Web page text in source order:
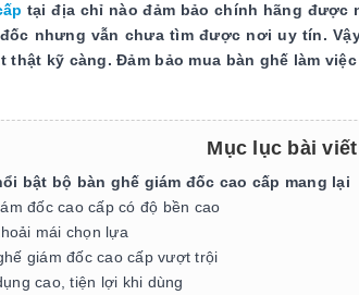
tại địa chỉ nào đảm bảo chính hãng được
nhưng vẫn chưa tìm được nơi uy tín.
thật kỹ càng. Đảm bảo mua bàn ghế làm
Mục lục bài viết
bật bộ bàn ghế giám đốc cao cấp mang lại
đốc cao cấp có độ bền cao
mái chọn lựa
giám đốc cao cấp vượt trội
cao, tiện lợi khi dùng